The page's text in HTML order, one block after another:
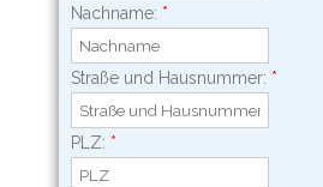
Nachname: *
Straße und Hausnummer: *
PLZ: *